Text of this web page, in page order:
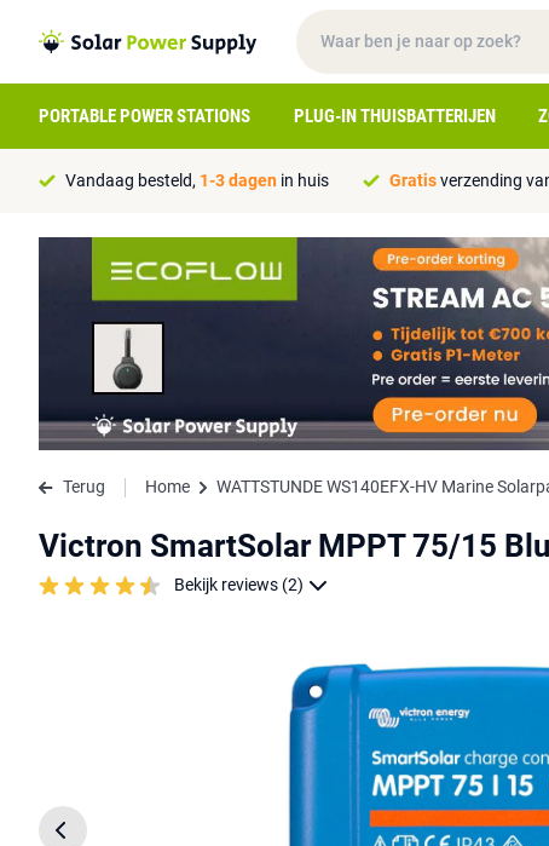
PORTABLE POWER STATIONS PLUG-IN THUISBATTERIJEN
Vandaag besteld, 1-3 dagen in huis Gratisverzending
Terug Home WATTSTUNDE WS140EFX-HV Marine
Victron SmartSolar MPPT 75/15
Bekijk reviews (2)